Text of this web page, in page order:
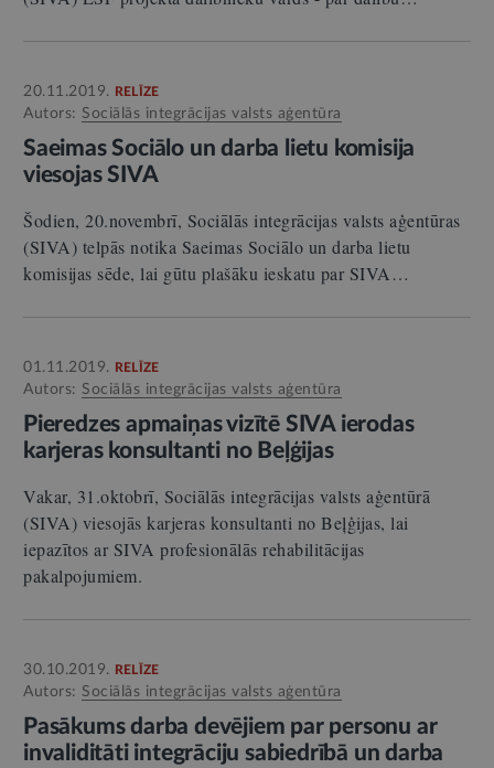
20.11.2019. RELĪZE
Autors: Sociālās integrācijas valsts aģentūra
Saeimas Sociālo un darba lietu komisija
viesojas SIVA
Šodien, 20.novembrī, Sociālās integrācijas valsts aģentūras
(SIVA) telpās notika Saeimas Sociālo un darba lietu
komisijas sēde, lai gūtu plašāku ieskatu par SIVA…
01.11.2019. RELĪZE
Autors: Sociālās integrācijas valsts aģentūra
Pieredzes apmaiņas vizītē SIVA ierodas
karjeras konsultanti no Beļģijas
Vakar, 31.oktobrī, Sociālās integrācijas valsts aģentūrā
(SIVA) viesojās karjeras konsultanti no Beļģijas, lai
iepazītos ar SIVA profesionālās rehabilitācijas
pakalpojumiem.
30.10.2019. RELĪZE
Autors: Sociālās integrācijas valsts aģentūra
Pasākums darba devējiem par personu ar
invaliditāti integrāciju sabiedrībā un darba